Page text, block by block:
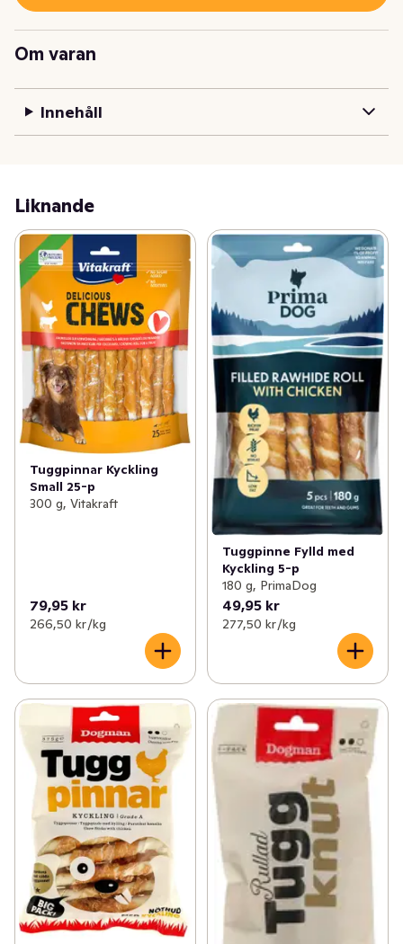
Om varan
Innehåll
Liknande
Tuggpinnar Kyckling
Small 25-p
300 g, Vitakraft
79,95 kr
266,50 kr /kg
Tuggpinne Fylld med
Kyckling 5-p
180 g, PrimaDog
49,95 kr
277,50 kr /kg